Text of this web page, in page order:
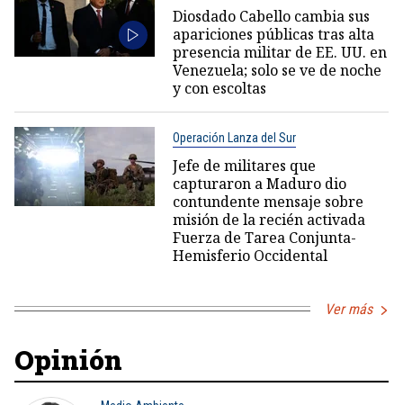
Diosdado Cabello cambia sus
apariciones públicas tras alta
presencia militar de EE. UU. en
Venezuela; solo se ve de noche
y con escoltas
Operación Lanza del Sur
Jefe de militares que
capturaron a Maduro dio
contundente mensaje sobre
misión de la recién activada
Fuerza de Tarea Conjunta-
Hemisferio Occidental
Ver más
Opinión